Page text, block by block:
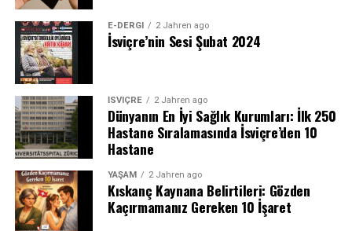
E-DERGI 2 Jahren ago
İsviçre’nin Sesi Şubat 2024
İSVIÇRE 2 Jahren ago
Dünyanın En İyi Sağlık Kurumları: İlk 250
Hastane Sıralamasında İsviçre’den 10
Hastane
YAŞAM 2 Jahren ago
Kıskanç Kaynana Belirtileri: Gözden
Kaçırmamanız Gereken 10 İşaret